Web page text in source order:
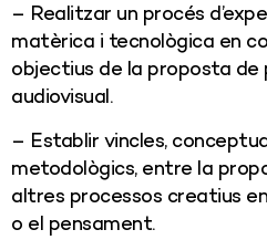
– Realitzar un procés
matèrica i tecnològica en
objectius de la proposta de
audiovisual.
– Establir vincles,
metodològics, entre la
altres processos creatius en
o el pensament.